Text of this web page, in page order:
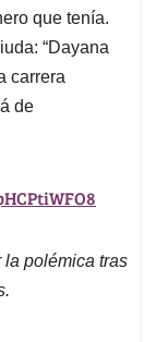
que tenía.
“Dayana
carrera
de
polémica tras